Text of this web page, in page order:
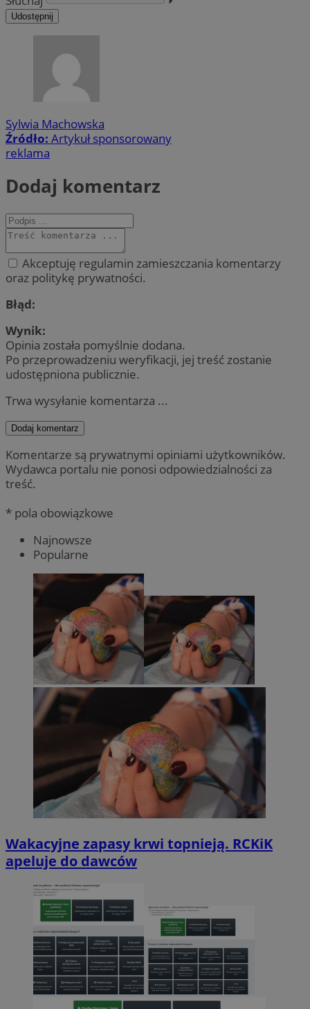
Udostępnij
Sylwia Machowska
Źródło: Artykuł sponsorowany
reklama
Dodaj komentarz
Akceptuję regulamin zamieszczania komentarzy
oraz politykę prywatności.
Błąd:
Wynik:
Opinia została pomyślnie dodana.
Po przeprowadzeniu weryfikacji, jej treść zostanie
udostępniona publicznie.
Trwa wysyłanie komentarza ...
Dodaj komentarz
Komentarze są prywatnymi opiniami użytkowników.
Wydawca portalu nie ponosi odpowiedzialności za
treść.
* pola obowiązkowe
Najnowsze
Popularne
Wakacyjne zapasy krwi topnieją. RCKiK
apeluje do dawców